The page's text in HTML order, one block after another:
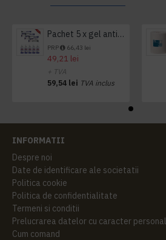
Pachet 5 x gel antibacterian 50ml si 3 x Servetele antibacteriene 48 buc Hygienium
PRP 66,43 lei
49,21 lei
+ TVA
59,54 lei TVA inclus
INFORMATII
Despre noi
Date de identificare ale societatii
Politica cookie
Politica de confidentialitate
Termeni si conditii
Prelucrarea datelor cu caracter personal
Cum comand